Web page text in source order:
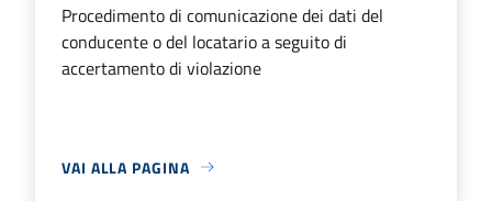
Procedimento di comunicazione dei dati del
conducente o del locatario a seguito di
accertamento di violazione
VAI ALLA PAGINA